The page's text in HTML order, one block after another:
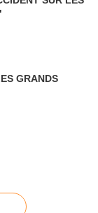
GRANDS